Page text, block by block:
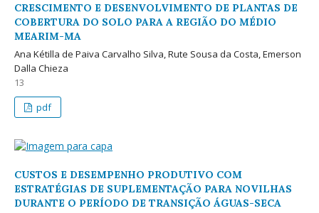
CRESCIMENTO E DESENVOLVIMENTO DE PLANTAS DE
COBERTURA DO SOLO PARA A REGIÃO DO MÉDIO
MEARIM-MA
Ana Kétilla de Paiva Carvalho Silva, Rute Sousa da Costa, Emerson
Dalla Chieza
13
pdf
CUSTOS E DESEMPENHO PRODUTIVO COM
ESTRATÉGIAS DE SUPLEMENTAÇÃO PARA NOVILHAS
DURANTE O PERÍODO DE TRANSIÇÃO ÁGUAS-SECA